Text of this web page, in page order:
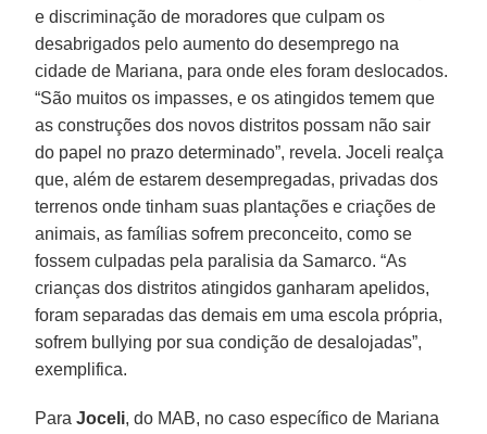
e discriminação de moradores que culpam os
desabrigados pelo aumento do desemprego na
cidade de Mariana, para onde eles foram deslocados.
“São muitos os impasses, e os atingidos temem que
as construções dos novos distritos possam não sair
do papel no prazo determinado”, revela. Joceli realça
que, além de estarem desempregadas, privadas dos
terrenos onde tinham suas plantações e criações de
animais, as famílias sofrem preconceito, como se
fossem culpadas pela paralisia da Samarco. “As
crianças dos distritos atingidos ganharam apelidos,
foram separadas das demais em uma escola própria,
sofrem bullying por sua condição de desalojadas”,
exemplifica.
ParaJoceli, do MAB, no caso específico de Mariana